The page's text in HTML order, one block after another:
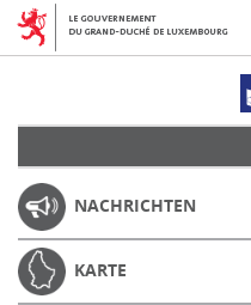
NACHRICHTEN
KARTE